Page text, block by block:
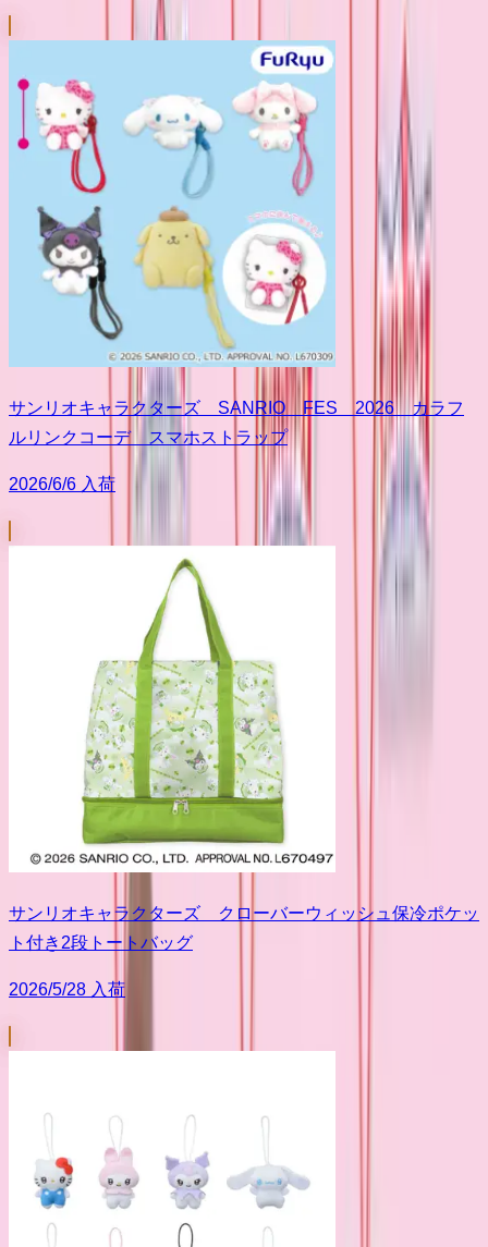
サンリオキャラクターズ SANRIO FES 2026 カラフ
ルリンクコーデ スマホストラップ
2026/6/6 入荷
サンリオキャラクターズ クローバーウィッシュ保冷ポケッ
ト付き2段トートバッグ
2026/5/28 入荷